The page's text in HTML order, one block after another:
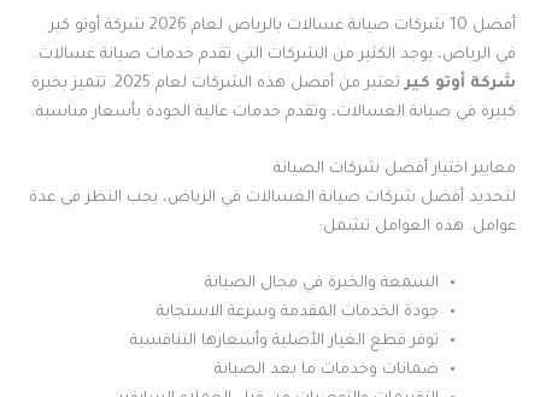
أفضل 10 شركات صيانة غسالات بالرياض لعام 2026 شركة أوتو كير
في الرياض، يوجد الكثير من الشركات التي تقدم خدمات صيانة غسالات.
شركة أوتو كير
تعتبر من أفضل هذه الشركات لعام 2025. تتميز بخبرة
كبيرة في صيانة الغسالات، وتقدم خدمات عالية الجودة بأسعار مناسبة.
معايير اختيار أفضل شركات الصيانة
لتحديد أفضل شركات صيانة الغسالات في الرياض، يجب النظر في عدة
عوامل. هذه العوامل تشمل:
السمعة والخبرة في مجال الصيانة
جودة الخدمات المقدمة وسرعة الاستجابة
توفر قطع الغيار الأصلية وأسعارها التنافسية
ضمانات وخدمات ما بعد الصيانة